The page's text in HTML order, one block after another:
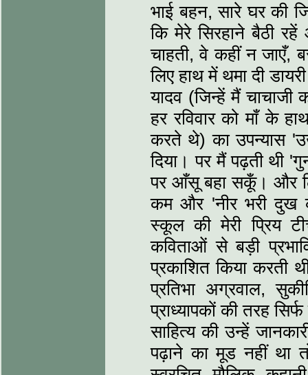
भाई बहन, सारे घर की
कि मेरे सिरहाने बैठी
चाहती, वे कहीं न जाएँ,
लिए हाथ में थमा दी
यादव (जिन्हें मैं
हर रविवार को माँ के
करते थे) का उपन्यास
दिया। पर मैं पढ़ती थी
पर आँसू बहा सकूँ। और
कम और 'नीर भरी दुख
स्कूल की मेरी प्रिय
कविताओं से बड़ी
प्रकाशित किया करती
प्रतिभा अग्रवाल,
प्राध्यापकों की तरह
साहित्य की उन्हें
पढ़ाने का मूड नहीं था